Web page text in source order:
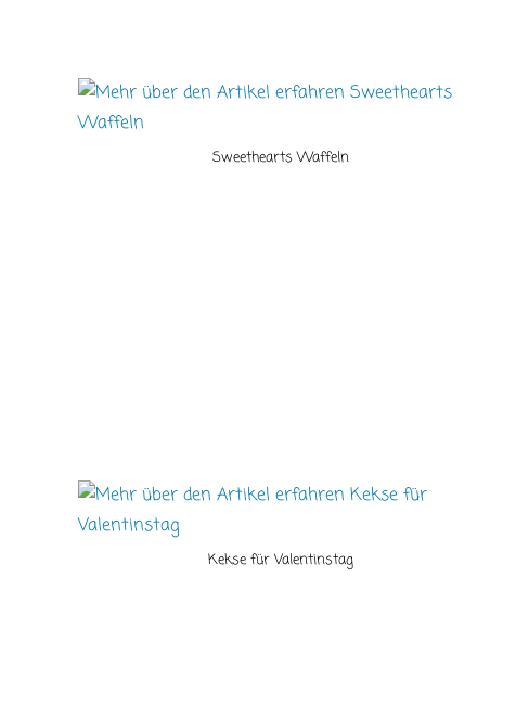
Sweethearts Waffeln
Kekse für Valentinstag